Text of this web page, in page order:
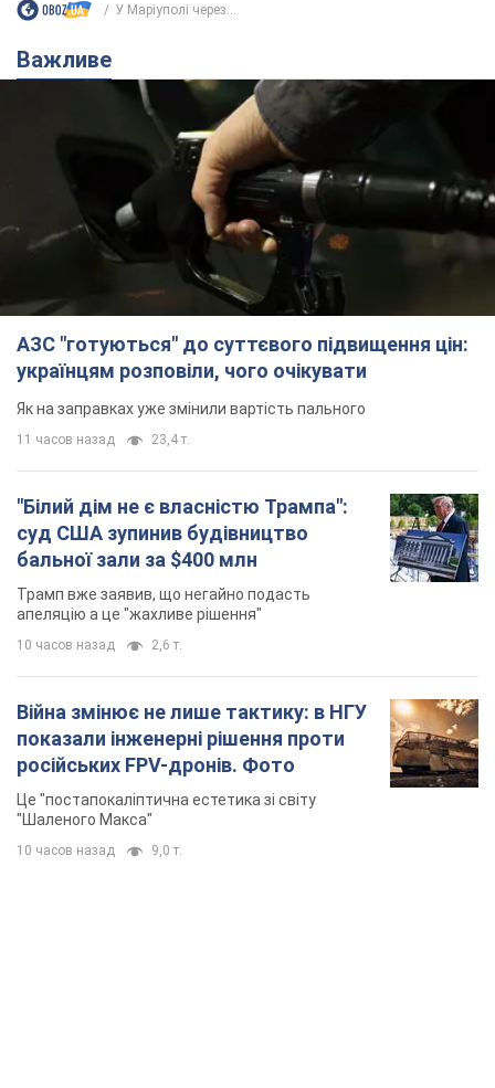
У Маріуполі через...
Важливе
АЗС "готуються" до суттєвого підвищення цін:
українцям розповіли, чого очікувати
Як на заправках уже змінили вартість пального
11 часов назад 23,4 т.
"Білий дім не є власністю Трампа":
суд США зупинив будівництво
бальної зали за $400 млн
Трамп вже заявив, що негайно подасть
апеляцію а це "жахливе рішення"
10 часов назад 2,6 т.
Війна змінює не лише тактику: в НГУ
показали інженерні рішення проти
російських FPV-дронів. Фото
Це "постапокаліптична естетика зі світу
"Шаленого Макса"
10 часов назад 9,0 т.